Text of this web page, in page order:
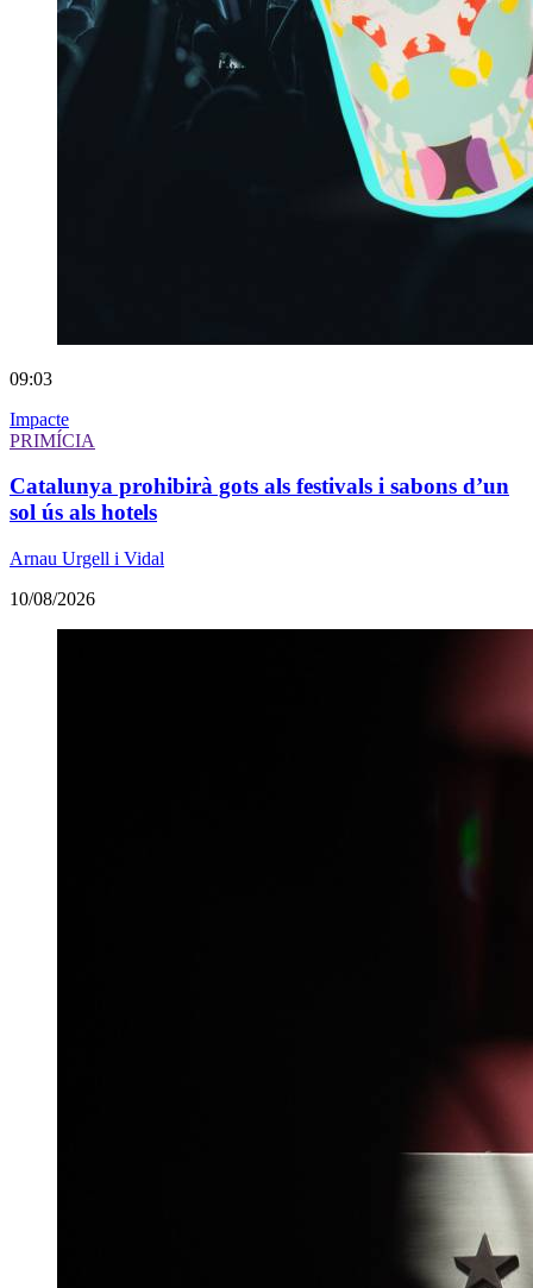
09:03
Impacte
PRIMÍCIA
Catalunya prohibirà gots als festivals i sabons d’un
sol ús als hotels
Arnau Urgell i Vidal
10/08/2026